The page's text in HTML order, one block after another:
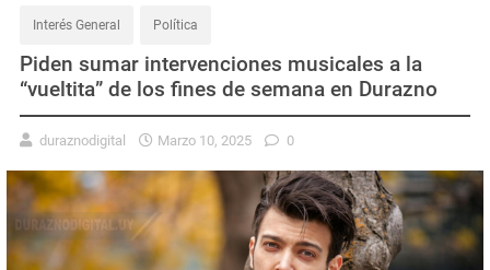
Interés General Política
Piden sumar intervenciones musicales a la
“vueltita” de los fines de semana en Durazno
duraznodigital Marzo 10, 2025 0